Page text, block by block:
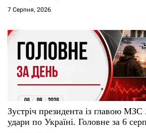
7 Серпня, 2026
Зустріч президента із главою
удари по Україні. Головне за 6